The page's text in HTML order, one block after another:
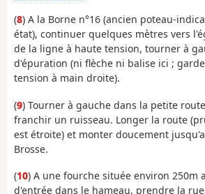
(8) A la Borne n°16 (ancien poteau-
état), continuer quelques mètres vers
de la ligne à haute tension, tourner à
d'épuration (ni flèche ni balise ici ;
tension à main droite).
(9) Tourner à gauche dans la petite
franchir un ruisseau. Longer la route
est étroite) et monter doucement
Brosse.
(10) A une fourche située environ 250m
d'entrée dans le hameau, prendre la